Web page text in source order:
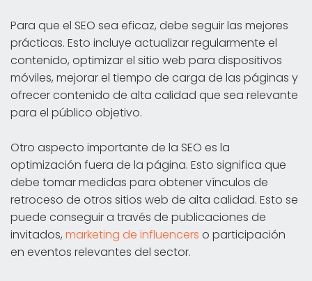
Para que el SEO sea eficaz, debe seguir las mejores
prácticas. Esto incluye actualizar regularmente el
contenido, optimizar el sitio web para dispositivos
móviles, mejorar el tiempo de carga de las páginas y
ofrecer contenido de alta calidad que sea relevante
para el público objetivo.
Otro aspecto importante de la SEO es la
optimización fuera de la página. Esto significa que
debe tomar medidas para obtener vínculos de
retroceso de otros sitios web de alta calidad. Esto se
puede conseguir a través de publicaciones de
invitados, marketing de influencers o participación
en eventos relevantes del sector.